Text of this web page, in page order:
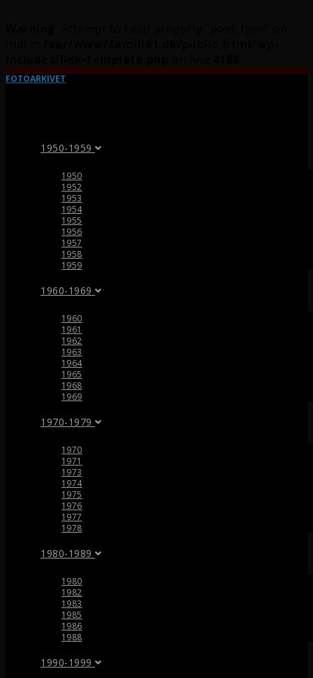
FOTOARKIVET
1950-1959
1950
1952
1953
1954
1955
1956
1957
1958
1959
1960-1969
1960
1961
1962
1963
1964
1965
1968
1969
1970-1979
1970
1971
1973
1974
1975
1976
1977
1978
1980-1989
1980
1982
1983
1985
1986
1988
1990-1999